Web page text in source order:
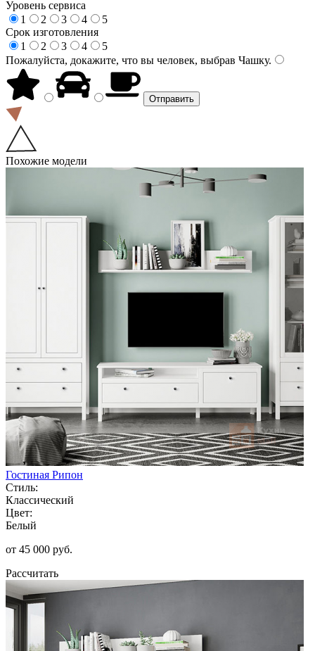
Уровень сервиса
1
2 3 4
5
Срок изготовления
1
2 3 4
5
Пожалуйста, докажите, что вы человек, выбрав Чашку.
Похожие модели
Гостиная Рипон
Стиль:
Классический
Цвет:
Белый
от 45 000 руб.
Рассчитать